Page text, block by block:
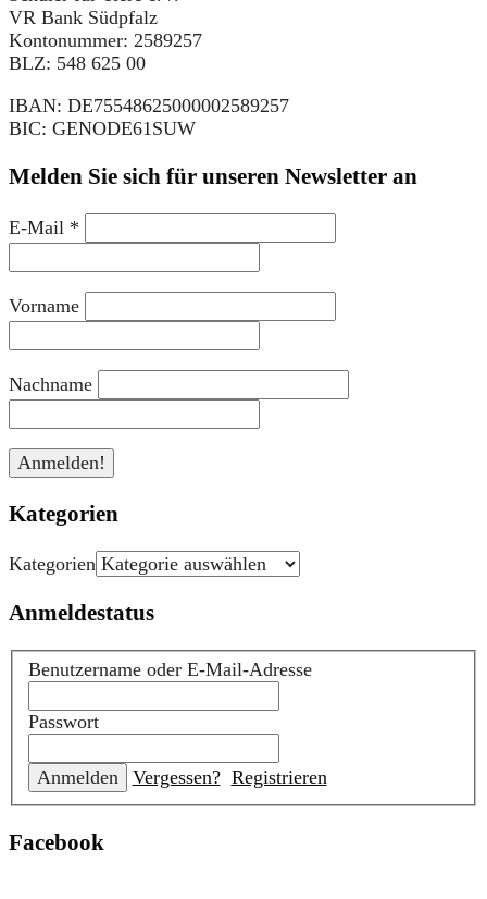
VR Bank Südpfalz
Kontonummer: 2589257
BLZ: 548 625 00
IBAN: DE75548625000002589257
BIC: GENODE61SUW
Melden Sie sich für unseren Newsletter an
E-Mail *
Vorname
Nachname
Kategorien
Kategorien
Anmeldestatus
Benutzername oder E-Mail-Adresse
Passwort
Vergessen? Registrieren
Facebook